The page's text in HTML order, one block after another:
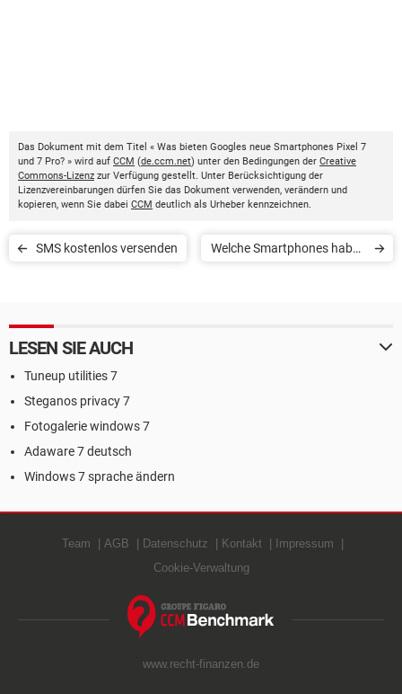
Das Dokument mit dem Titel « Was bieten Googles neue Smartphones Pixel 7
und 7 Pro? » wird auf CCM (de.ccm.net) unter den Bedingungen der Creative
Commons-Lizenz zur Verfügung gestellt. Unter Berücksichtigung der
Lizenzvereinbarungen dürfen Sie das Dokument verwenden, verändern und
kopieren, wenn Sie dabei CCM deutlich als Urheber kennzeichnen.
SMS kostenlos versenden
Welche Smartphones haben
LESEN SIE AUCH
Tuneup utilities 7
Steganos privacy 7
Fotogalerie windows 7
Adaware 7 deutsch
Windows 7 sprache ändern
Team AGB Datenschutz Kontakt
Impressum
Cookie-Verwaltung
www.recht-finanzen.de